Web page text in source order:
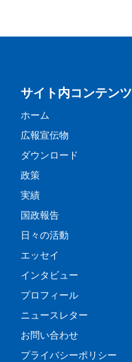
サイト内コンテンツ
ホーム
広報宣伝物
ダウンロード
政策
実績
国政報告
日々の活動
エッセイ
インタビュー
プロフィール
ニュースレター
お問い合わせ
プライバシーポリシー